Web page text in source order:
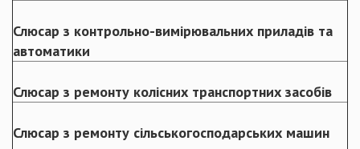
Слюсар з контрольно-вимірювальних приладів та
автоматики
Слюсар з ремонту колісних транспортних засобів
Слюсар з ремонту сільськогосподарських машин